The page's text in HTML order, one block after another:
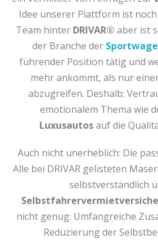
Idee unserer Plattform ist
Team hinter DRIVAR® aber ist
der Branche der
führender Position tätig und
mehr ankommt, als nur
abzugreifen. Deshalb:
emotionalem Thema wie
Luxusautosauf die
Auch nicht unerheblich: Die
Alle bei DRIVAR gelisteten
selbstverständlich
nicht genug: Umfangreiche
Reduzierung der